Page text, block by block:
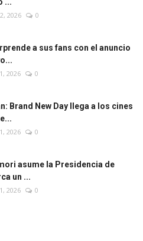
2026 0
a sus fans con el anuncio
2026 0
Brand New Day llega a los cines
2026 0
asume la Presidencia de
un ...
2026 0